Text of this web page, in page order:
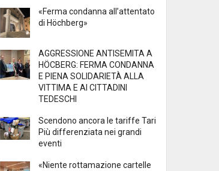
«Ferma condanna all’attentato
di Höchberg»
AGGRESSIONE ANTISEMITA A
HÖCBERG: FERMA CONDANNA
E PIENA SOLIDARIETÀ ALLA
VITTIMA E AI CITTADINI
TEDESCHI
Scendono ancora le tariffe Tari
Più differenziata nei grandi
eventi
«Niente rottamazione cartelle